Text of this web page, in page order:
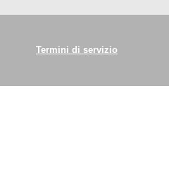
Termini di servizio